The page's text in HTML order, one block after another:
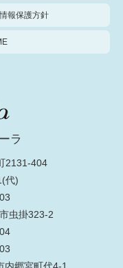
報保護方針
ラ
2131-404
代)
虫掛323-2